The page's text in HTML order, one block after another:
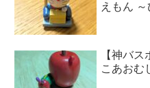
えもん
【神バ
こあおむ